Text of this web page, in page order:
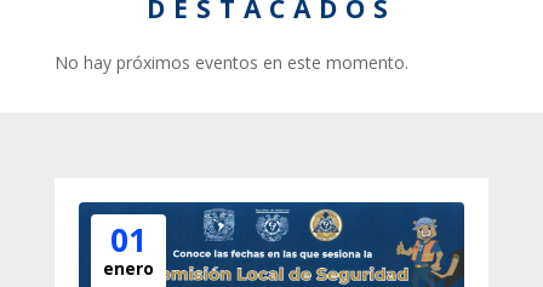
DESTACADOS
No hay próximos eventos en este momento.
01
enero